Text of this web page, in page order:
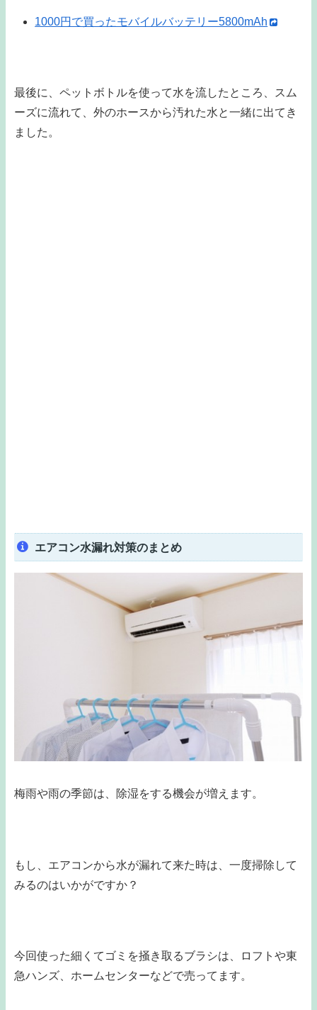
1000円で買ったモバイルバッテリー5800mAh
最後に、ペットボトルを使って水を流したところ、スム
ーズに流れて、外のホースから汚れた水と一緒に出てき
ました。
エアコン水漏れ対策のまとめ
梅雨や雨の季節は、除湿をする機会が増えます。
もし、エアコンから水が漏れて来た時は、一度掃除して
みるのはいかがですか？
今回使った細くてゴミを掻き取るブラシは、ロフトや東
急ハンズ、ホームセンターなどで売ってます。